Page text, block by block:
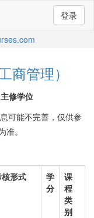
登录
商管理）
修学位
可能不完善，仅供参
准。
形式
学
分
课
程
类
别